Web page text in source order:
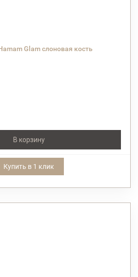
Glam слоновая кость
В корзину
Купить в 1 клик